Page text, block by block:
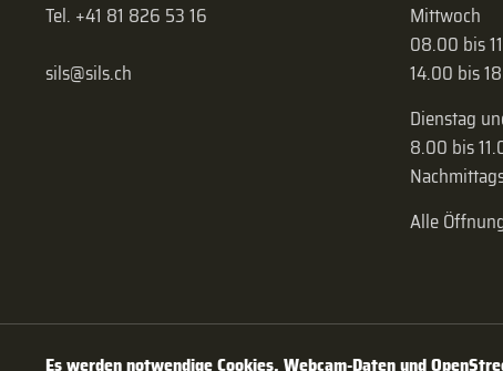
Tel. +41 81 826 53 16
sils@sils.ch
Mittwoch
08.00 bis
14.00 bis
Dienstag
8.00 bis
Alle
Es werden notwendige Cookies, Webcam-Daten und